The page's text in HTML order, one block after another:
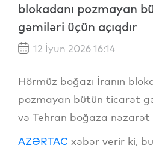
blokadanı pozmayan
gəmiləri üçün açıqdır
12 İyun 2026 16:14
Hörmüz boğazı İranın
pozmayan bütün ticarət
və Tehran boğaza nəzarət
AZƏRTAC xəbər verir ki,